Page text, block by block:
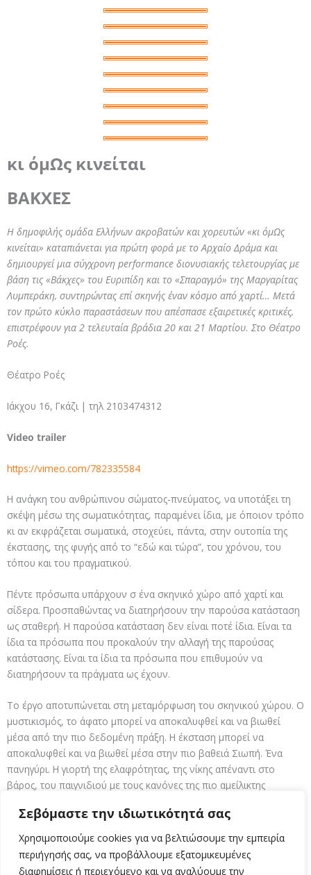
Σεβόμαστε την ιδιωτικότητά σας
Χρησιμοποιούμε cookies για να βελτιώσουμε την εμπειρία
περιήγησής σας, να προβάλλουμε εξατομικευμένες
διαφημίσεις ή περιεχόμενο και να αναλύουμε την
κι όμΩς κινείται
ΒΑΚΧΕΣ
Η δημοφιλής ομάδα Ελλήνων ακροβατών και χορευτών «κι όμΩς
κινείται» καταπιάνεται για πρώτη φορά με το Αρχαίο Δράμα και
δημιουργεί μια σύγχρονη performance διονυσιακής τελετουργίας με
βάση τις «Βάκχες» του Ευριπίδη και το «Σπαραγμό» της Μαργαρίτας
Λυμπεράκη, συντηρώντας επί σκηνής έναν κόσμο από χαρτί… Μετά
τον πρώτο κύκλο παραστάσεων που απέσπασε εξαιρετικές κριτικές,
επιστρέφουν για 2 τελευταία βράδια 20 και 21 Μαρτίου. Στο Θέατρο
Ροές.
Θέατρο Ροές
Ιάκχου 16, Γκάζι | τηλ 2103474312
Video trailer
https://vimeo.com/782335584
Η ανάγκη του ανθρώπινου σώματος-πνεύματος, να υποτάξει τη
σκέψη μέσω της σωματικότητας, παραμένει ίδια, με όποιον τρόπο
κι αν εκφράζεται σωματικά, στοχεύει, πάντα, στην ουτοπία της
έκστασης, της φυγής από το “εδώ και τώρα”, του χρόνου, του
τόπου και του πραγματικού.
Πέντε πρόσωπα υπάρχουν σ ένα σκηνικό χώρο από χαρτί και
σίδερα. Προσπαθώντας να διατηρήσουν την παρούσα κατάσταση
ως σταθερή. Η παρούσα κατάσταση δεν είναι ποτέ ίδια. Είναι τα
ίδια τα πρόσωπα που προκαλούν την αλλαγή της παρούσας
κατάστασης. Είναι τα ίδια τα πρόσωπα που επιθυμούν να
διατηρήσουν τα πράγματα ως έχουν.
Το έργο αποτυπώνεται στη μεταμόρφωση του σκηνικού χώρου. Ο
μυστικισμός, το άφατο μπορεί να αποκαλυφθεί και να βιωθεί
μέσα από την πιο δεδομένη πράξη. Η έκσταση μπορεί να
αποκαλυφθεί και να βιωθεί μέσα στην πιο βαθειά Σιωπή. Ένα
πανηγύρι. Η γιορτή της ελαφρότητας, της νίκης απέναντι στο
βάρος, του παιγνιδιού με τους κανόνες της πιο αμείλικτης
απέναντι στο βάρος. Ναι θα νικήσει, θα υποταχθούμε στο βαρύ,
αλλά μέχρι τότε φαίνεται να έχουμε τις δυνάμεις να δοκιμάζουμε
την άρση του.